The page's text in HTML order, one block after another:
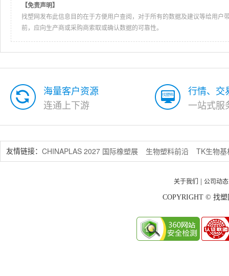
【免责声明】
找塑网发布此信息目的在于方便用户查阅，对于所有的数据及建议等给用
前，应向生产商或采购商索取或确认数据的可靠性。
海量客户资源
连通上下游
行情、交
一站式服
友情链接： CHINAPLAS 2027 国际橡塑展 生物塑料前沿 TK生物
关于我们 公司动态
COPYRIGHT © 找塑